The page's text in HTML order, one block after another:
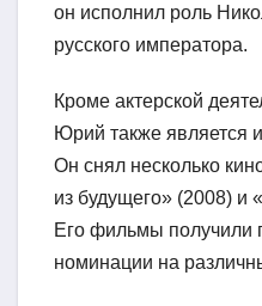
он исполнил роль
русского императора.
Кроме актерской
Юрий также является
Он снял несколько
из будущего» (2008) и
Его фильмы получили
номинации на